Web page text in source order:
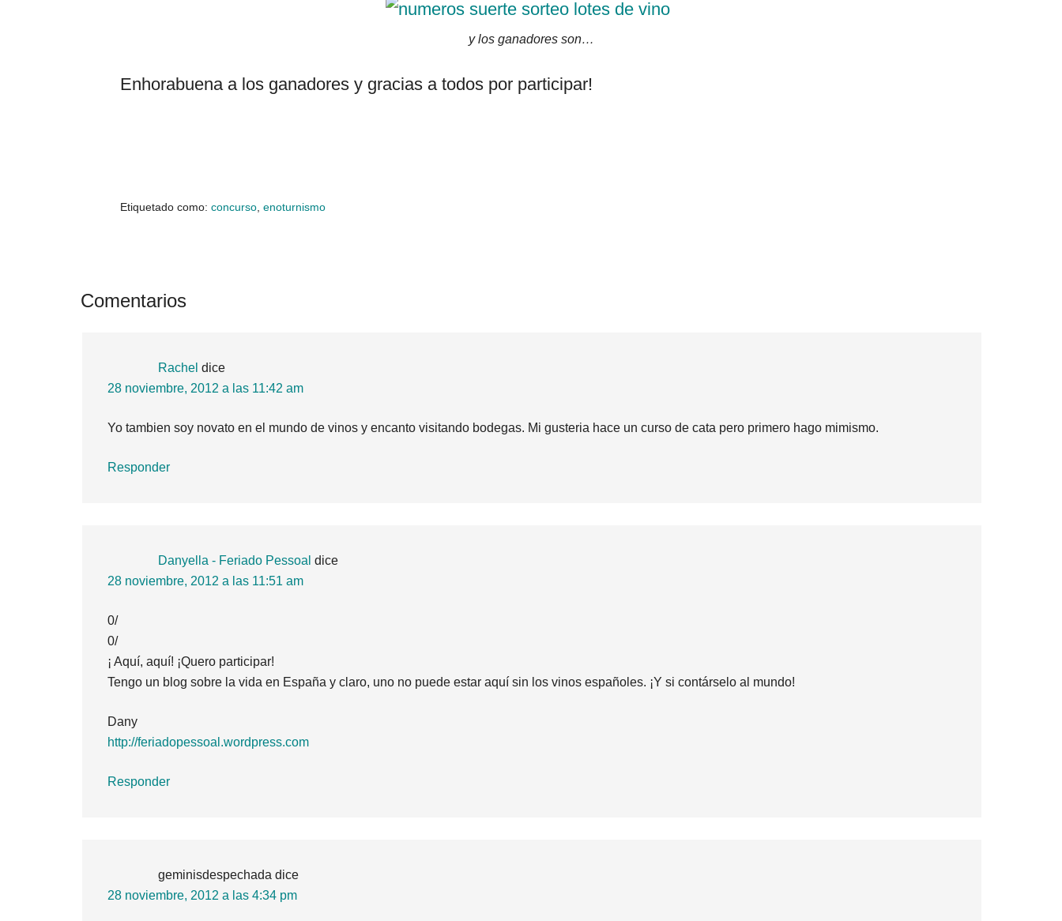
y los ganadores son…
Enhorabuena a los ganadores y gracias a todos por participar!
Etiquetado como: concurso enoturnismo
Interacciones
lectores
Comentarios
Rachel dice
28 noviembre, 2012 a las 11:42 am
Yo tambien soy novato en el mundo de vinos y encanto visitando bodegas. Mi gusteria hace un curso de cata pero primero hago mimismo.
Responder
Danyella - Feriado Pessoal dice
28 noviembre, 2012 a las 11:51 am
0/
0/
¡ Aquí, aquí! ¡Quero participar!
Tengo un blog sobre la vida en España y claro, uno no puede estar aquí sin los vinos españoles. ¡Y si contárselo al mundo!
Dany
http://feriadopessoal.wordpress.com
Responder
geminisdespechada dice
28 noviembre, 2012 a las 4:34 pm